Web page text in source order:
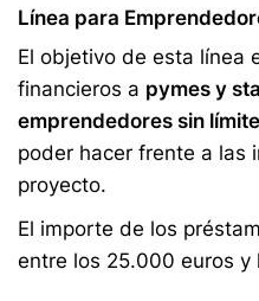
Línea para
El objetivo de esta línea
financieros a pymes y
emprendedores sin
poder hacer frente a las
proyecto.
El importe de los
entre los 25.000 euros